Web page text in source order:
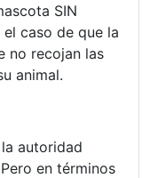
SIN
caso de que la
no recojan las
animal.
autoridad
en términos